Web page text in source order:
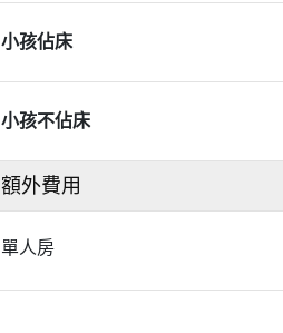
小孩佔床
小孩不佔床
額外費用
單人房